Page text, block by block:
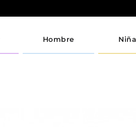
Hombre Niña